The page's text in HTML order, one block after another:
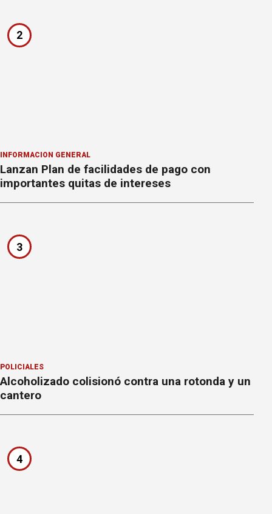
2
INFORMACION GENERAL
Lanzan Plan de facilidades de pago con
importantes quitas de intereses
3
POLICIALES
Alcoholizado colisionó contra una rotonda y un
cantero
4